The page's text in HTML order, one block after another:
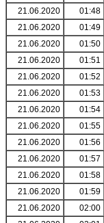
21.06.2020
01:48
21.06.2020
01:49
21.06.2020
01:50
21.06.2020
01:51
21.06.2020
01:52
21.06.2020
01:53
21.06.2020
01:54
21.06.2020
01:55
21.06.2020
01:56
21.06.2020
01:57
21.06.2020
01:58
21.06.2020
01:59
21.06.2020
02:00